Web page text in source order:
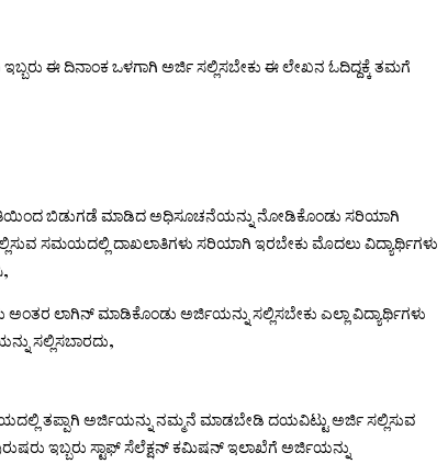
ಈ ದಿನಾಂಕ ಒಳಗಾಗಿ ಅರ್ಜಿ ಸಲ್ಲಿಸಬೇಕು ಈ ಲೇಖನ ಓದಿದ್ದಕ್ಕೆ ತಮಗೆ
ಬಿಡುಗಡೆ ಮಾಡಿದ ಅಧಿಸೂಚನೆಯನ್ನು ನೋಡಿಕೊಂಡು ಸರಿಯಾಗಿ
ಸಮಯದಲ್ಲಿ ದಾಖಲಾತಿಗಳು ಸರಿಯಾಗಿ ಇರಬೇಕು ಮೊದಲು ವಿದ್ಯಾರ್ಥಿಗಳು
ಅಂತರ ಲಾಗಿನ್ ಮಾಡಿಕೊಂಡು ಅರ್ಜಿಯನ್ನು ಸಲ್ಲಿಸಬೇಕು ಎಲ್ಲಾ ವಿದ್ಯಾರ್ಥಿಗಳು
ಸಲ್ಲಿಸಬಾರದು,
ತಪ್ಪಾಗಿ ಅರ್ಜಿಯನ್ನು ನಮ್ಮನೆ ಮಾಡಬೇಡಿ ದಯವಿಟ್ಟು ಅರ್ಜಿ ಸಲ್ಲಿಸುವ
ಇಬ್ಬರು ಸ್ಟಾಫ್ ಸೆಲೆಕ್ಷನ್ ಕಮಿಷನ್ ಇಲಾಖೆಗೆ ಅರ್ಜಿಯನ್ನು